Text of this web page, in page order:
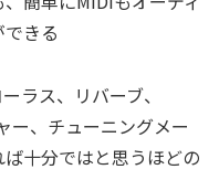
きる
ラス、リバーブ、
、チューニングメー
十分ではと思うほどの